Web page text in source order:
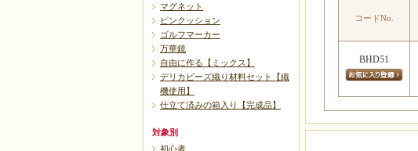
コードNo.
BHD51
マグネット
ピンクッション
ゴルフマーカー
万華鏡
自由に作る【ミックス】
デリカビーズ織り材料セット【織
機使用】
仕立て済みの箱入り【完成品】
対象別
初心者